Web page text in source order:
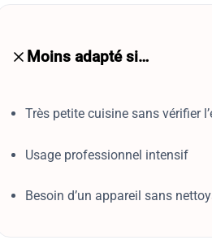
Moins adapté si…
Très petite cuisine sans vérifier
Usage professionnel intensif
Besoin d’un appareil sans